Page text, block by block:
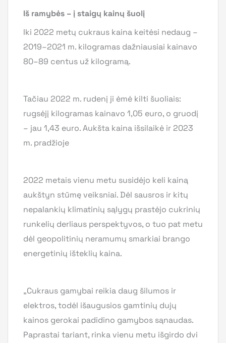
Iš ramybės – į staigų kainų šuolį
Iki 2022 metų cukraus kaina keitėsi nedaug –
2019–2021 m. kilogramas dažniausiai kainavo
80–89 centus už kilogramą.
Tačiau 2022 m. rudenį ji ėmė kilti šuoliais:
rugsėjį kilogramas kainavo 1,05 euro, o gruodį
– jau 1,43 euro. Aukšta kaina išsilaikė ir 2023
m. pradžioje
2022 metais vienu metu susidėjo keli kainą
aukštyn stūmę veiksniai. Dėl sausros ir kitų
nepalankių klimatinių sąlygų prastėjo cukrinių
runkelių derliaus perspektyvos, o tuo pat metu
dėl geopolitinių neramumų smarkiai brango
energetinių išteklių kaina.
„Cukraus gamybai reikia daug šilumos ir
elektros, todėl išaugusios gamtinių dujų
kainos gerokai padidino gamybos sąnaudas.
Paprastai tariant, rinka vienu metu išgirdo dvi